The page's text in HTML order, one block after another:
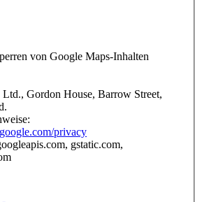
von Google Maps-Inhalten
Gordon House, Barrow Street,
privacy
gstatic.com,